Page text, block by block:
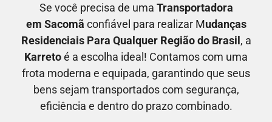
Se você precisa de uma Transportadora
em Sacomã confiável para realizar Mudanças
Residenciais Para Qualquer Região do Brasil , a
Karretoé a escolha ideal! Contamos com uma
frota moderna e equipada, garantindo que seus
bens sejam transportados com segurança,
eficiência e dentro do prazo combinado.